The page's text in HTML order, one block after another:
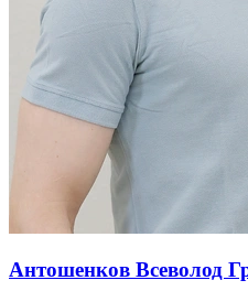
Антошенков Всеволод